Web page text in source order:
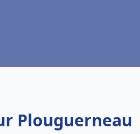
Plouguerneau